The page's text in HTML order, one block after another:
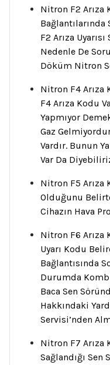
Nitron F2 Arıza
Bağlantılarında
F2 Arıza
Nedenle De
Döküm Nitron
Nitron F4 Arıza
F4 Arıza Kodu
Yapmıyor
Gaz
Vardır. Bunun
Var Da
Nitron F5 Arıza
Olduğunu
Cihazın Hava
Nitron F6
Uyarı Kodu
Bağlantısında
Durumda
Baca Sen
Hakkındaki
Servisi’nden
Nitron F7 Arıza
Sağlandığı Sen